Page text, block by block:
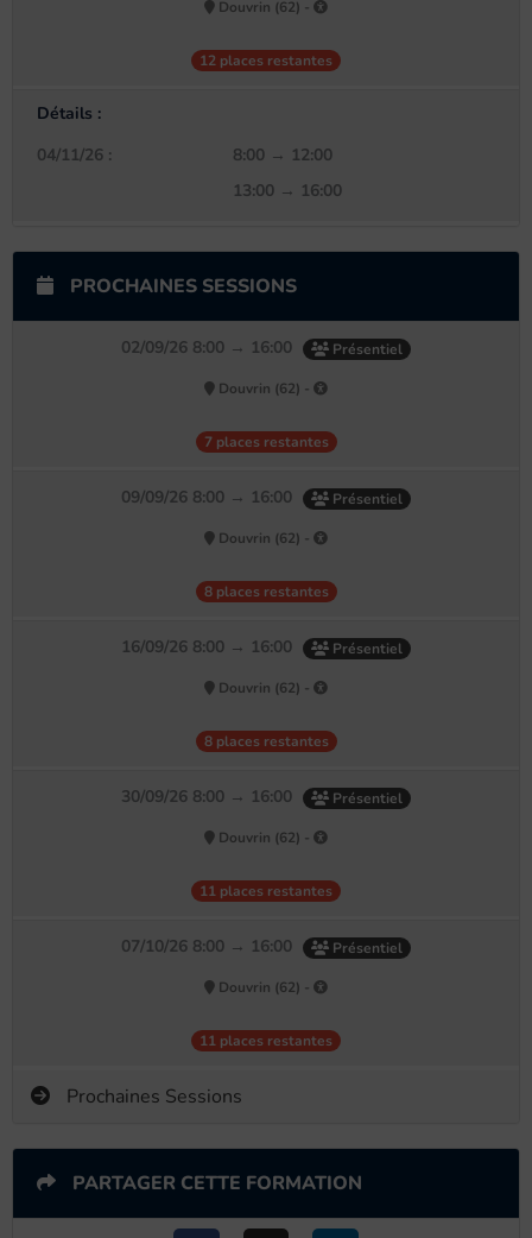
Douvrin (62) -
12 places restantes
Détails :
04/11/26 :
8:00 → 12:00
13:00 → 16:00
PROCHAINES SESSIONS
02/09/26 8:00 → 16:00 Présentiel
Douvrin (62) -
7 places restantes
09/09/26 8:00 → 16:00 Présentiel
Douvrin (62) -
8 places restantes
16/09/26 8:00 → 16:00 Présentiel
Douvrin (62) -
8 places restantes
30/09/26 8:00 → 16:00 Présentiel
Douvrin (62) -
11 places restantes
07/10/26 8:00 → 16:00 Présentiel
Douvrin (62) -
11 places restantes
Prochaines Sessions
PARTAGER CETTE FORMATION